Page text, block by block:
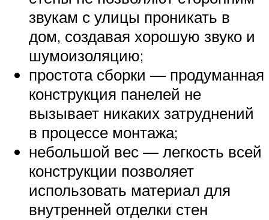
звукам с улицы проникать в
дом, создавая хорошую звуко и
шумоизоляцию;
простота сборки — продуманная
конструкция панелей не
вызывает никаких затруднений
в процессе монтажа;
небольшой вес — легкость всей
конструкции позволяет
использовать материал для
внутренней отделки стен